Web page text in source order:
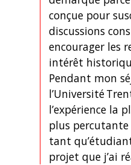
conçue pour
discussions
encourager les
intérêt
Pendant mon
l’Université
l’expérience la
plus percutante
tant
projet que j’ai